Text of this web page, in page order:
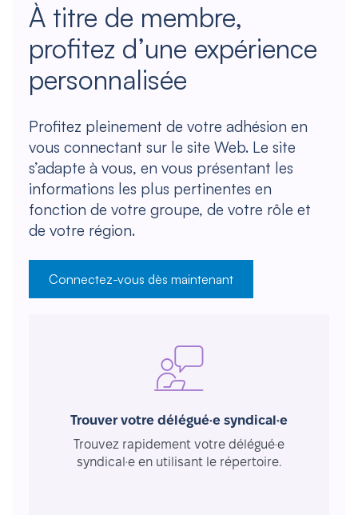
À titre de membre,
profitez d’une expérience
personnalisée
Profitez pleinement de votre adhésion en
vous connectant sur le site Web. Le site
s’adapte à vous, en vous présentant les
informations les plus pertinentes en
fonction de votre groupe, de votre rôle et
de votre région.
Connectez-vous dès maintenant
Trouver votre délégué·e syndical·e
Trouvez rapidement votre délégué·e
syndical·e en utilisant le répertoire.